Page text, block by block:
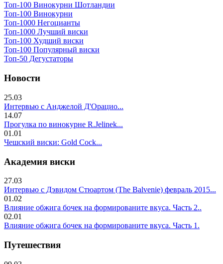
Топ-100 Винокурни Шотландии
Топ-100 Винокурни
Топ-1000 Негоцианты
Топ-1000 Лучший виски
Топ-100 Худший виски
Топ-100 Популярный виски
Топ-50 Дегустаторы
Новости
25.03
Интервью с Анджелой Д'Орацио...
14.07
Прогулка по винокурне R.Jelinek...
01.01
Чешский виски: Gold Cock...
Академия виски
27.03
Интервью с Дэвидом Стюартом (The Balvenie) февраль 2015...
01.02
Влияние обжига бочек на формированите вкуса. Часть 2..
02.01
Влияние обжига бочек на формированите вкуса. Часть 1.
Путешествия